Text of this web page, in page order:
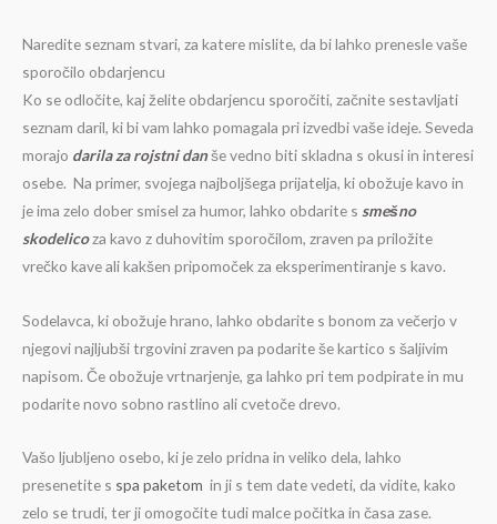
Naredite seznam stvari, za katere mislite, da bi lahko prenesle vaše
sporočilo obdarjencu
Ko se odločite, kaj želite obdarjencu sporočiti, začnite sestavljati
seznam daril, ki bi vam lahko pomagala pri izvedbi vaše ideje. Seveda
morajo darila za rojstni danše vedno biti skladna s okusi in interesi
osebe. Na primer, svojega najboljšega prijatelja, ki obožuje kavo in
je ima zelo dober smisel za humor, lahko obdarite s smešno
skodelicoza kavo z duhovitim sporočilom, zraven pa priložite
vrečko kave ali kakšen pripomoček za eksperimentiranje s kavo.
Sodelavca, ki obožuje hrano, lahko obdarite s bonom za večerjo v
njegovi najljubši trgovini zraven pa podarite še kartico s šaljivim
napisom. Če obožuje vrtnarjenje, ga lahko pri tem podpirate in mu
podarite novo sobno rastlino ali cvetoče drevo.
Vašo ljubljeno osebo, ki je zelo pridna in veliko dela, lahko
presenetite s spa paketom in ji s tem date vedeti, da vidite, kako
zelo se trudi, ter ji omogočite tudi malce počitka in časa zase.